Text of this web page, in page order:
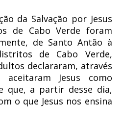
da Salvação por Jesus
de Cabo Verde foram
de Santo Antão à
de Cabo Verde,
declararam, através
Jesus como
que, a partir desse dia,
o que Jesus nos ensina